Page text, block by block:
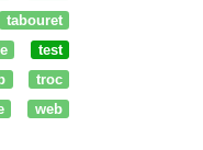
tabouret
test
troc
web